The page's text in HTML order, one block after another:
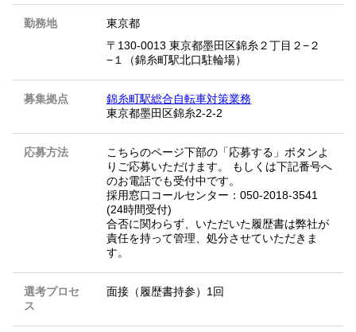
勤務地
東京都
〒130-0013 東京都墨田区錦糸２丁目２−２
−１（錦糸町駅北口駐輪場）
募集拠点
錦糸町駅総合自転車対策業務
東京都墨田区錦糸2-2-2
応募方法
こちらのページ下部の「応募する」ボタンよ
りご応募いただけます。 もしくは下記番号へ
のお電話でも受付中です。
採用窓口コールセンター：050-2018-3541
(24時間受付)
合否に関わらず、いただいた履歴書は弊社が
責任を持って管理、処分させていただきま
す。
選考プロセ
ス
面接（履歴書持参）1回